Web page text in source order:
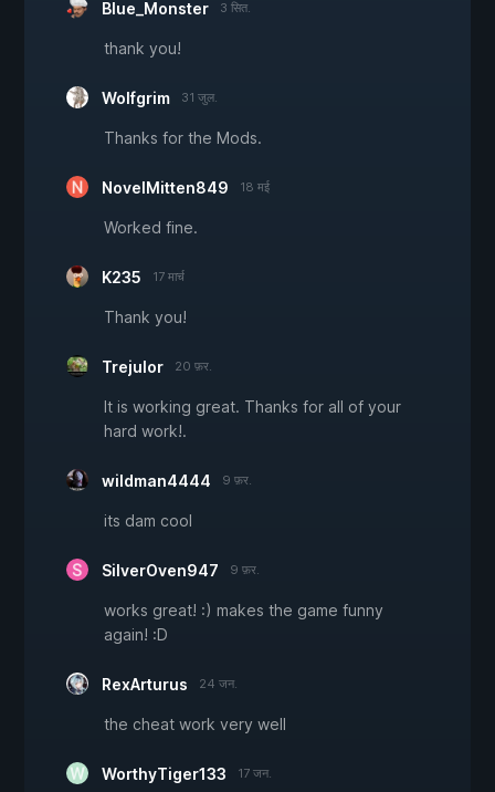
Blue_Monster 3 सित.
thank you!
Wolfgrim 31 जुल.
Thanks for the Mods.
NovelMitten849 18 मई
Worked fine.
K235 17 मार्च
Thank you!
Trejulor 20 फ़र.
It is working great. Thanks for all of your
hard work!.
wildman4444 9 फ़र.
its dam cool
SilverOven947 9 फ़र.
works great! :) makes the game funny
again! :D
RexArturus 24 जन.
the cheat work very well
WorthyTiger133 17 जन.